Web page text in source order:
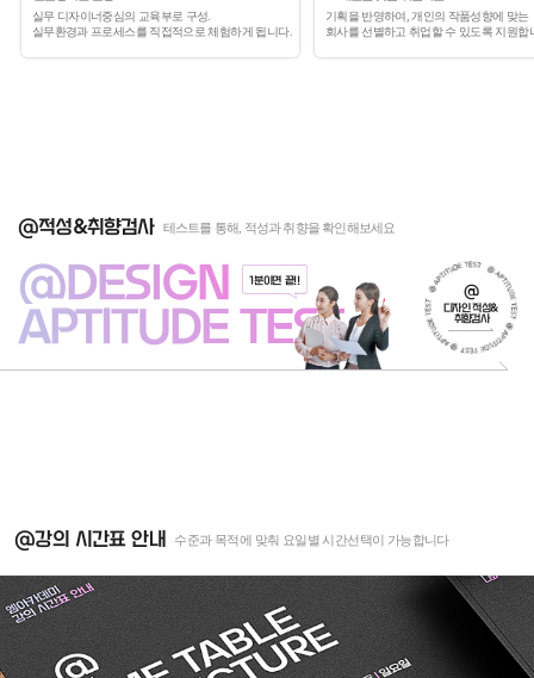
실무 디자이너중심의 교육부로 구성.
실무환경과 프로세스를 직접적으로 체험하게 됩니다.
기획을 반영하여, 개인의 작품성향에 맞는
회사를 선별하고 취업할 수 있도록 지원합
@적성&취향검사 테스트를 통해, 적성과 취향을 확인해보세요
@DESIGN 1분이면 끝!!
APTITUDE TEST
@
디자인 적성&
취향검사
@강의 시간표 안내 수준과 목적에 맞춰 요일별 시간선택이 가능합니다